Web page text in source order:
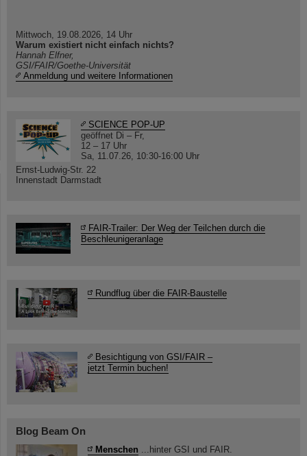
Mittwoch, 19.08.2026, 14 Uhr
Warum existiert nicht einfach nichts?
Hannah Elfner,
GSI/FAIR/Goethe-Universität
Anmeldung und weitere Informationen
SCIENCE POP-UP
geöffnet Di – Fr,
12 – 17 Uhr
Sa, 11.07.26, 10:30-16:00 Uhr
Ernst-Ludwig-Str. 22
Innenstadt Darmstadt
FAIR-Trailer: Der Weg der Teilchen durch die
Beschleunigeranlage
Rundflug über die FAIR-Baustelle
Besichtigung von GSI/FAIR –
jetzt Termin buchen!
Blog Beam On
Menschen ...hinter GSI und FAIR.